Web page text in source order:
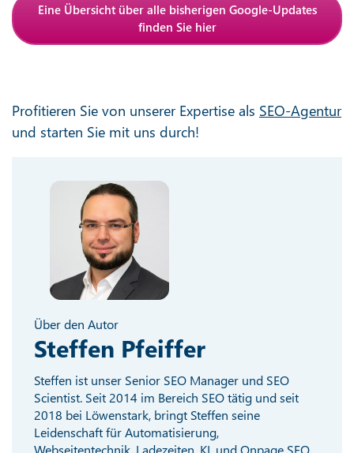
Eine Übersicht über alle bisherigen Google-Updates
finden Sie hier
Profitieren Sie von unserer Expertise als SEO-Agentur
und starten Sie mit uns durch!
Über den Autor
Steffen Pfeiffer
Steffen ist unser Senior SEO Manager und SEO
Scientist. Seit 2014 im Bereich SEO tätig und seit
2018 bei Löwenstark, bringt Steffen seine
Leidenschaft für Automatisierung,
Webseitentechnik, Ladezeiten, KI, und Onpage SEO